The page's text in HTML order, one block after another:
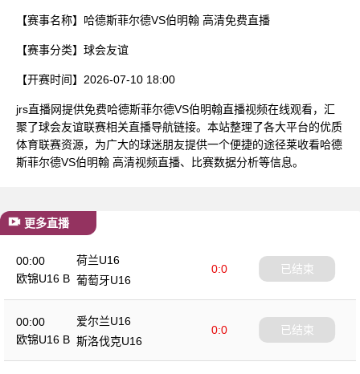
【赛事名称】 哈德斯菲尔德VS伯明翰 高清免费直播
【赛事分类】 球会友谊
【开赛时间】 2026-07-10 18:00
jrs直播网提供免费哈德斯菲尔德VS伯明翰直播视频在线观看，汇
聚了球会友谊联赛相关直播导航链接。本站整理了各大平台的优质
体育联赛资源，为广大的球迷朋友提供一个便捷的途径莱收看哈德
斯菲尔德VS伯明翰 高清视频直播、比赛数据分析等信息。
更多直播
00:00
欧锦U16 B
荷兰U16
0:0
葡萄牙U16
已结束
00:00
欧锦U16 B
爱尔兰U16
0:0
斯洛伐克U16
已结束